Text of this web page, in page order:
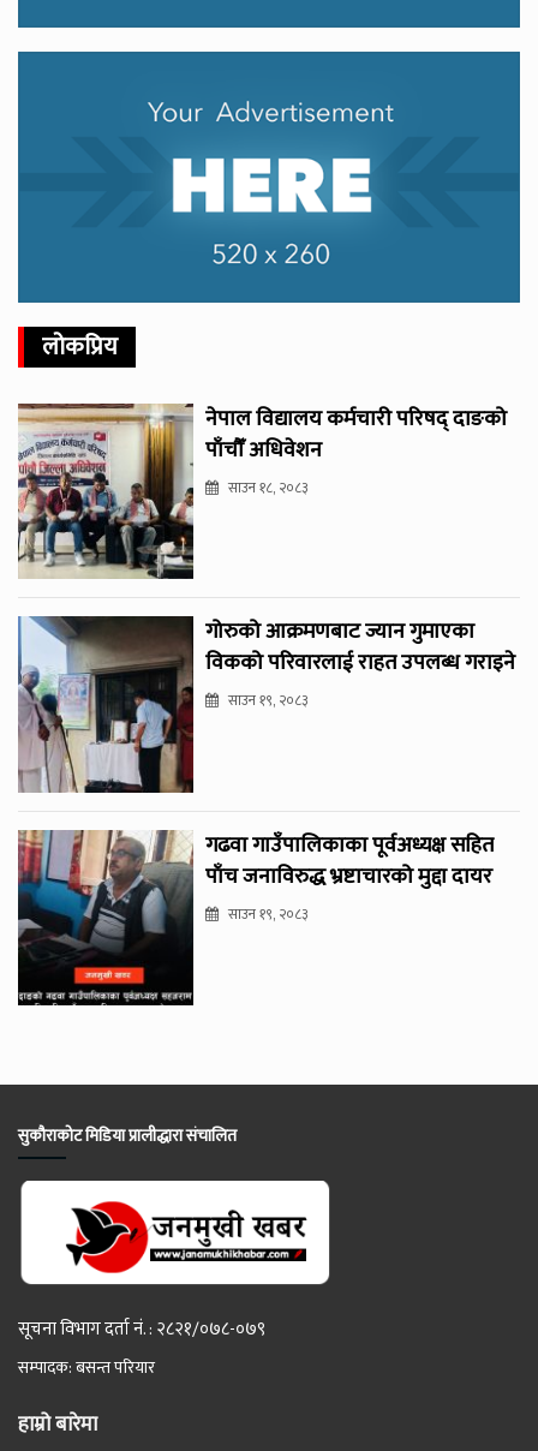
लोकप्रिय
नेपाल विद्यालय कर्मचारी परिषद् दाङको
पाँचौँ अधिवेशन
साउन १८, २०८३
गोरुको आक्रमणबाट ज्यान गुमाएका
विकको परिवारलाई राहत उपलब्ध गराइने
साउन १९, २०८३
गढवा गाउँपालिकाका पूर्वअध्यक्ष सहित
पाँच जनाविरुद्ध भ्रष्टाचारको मुद्दा दायर
साउन १९, २०८३
सुकौराकोट मिडिया प्रालीद्धारा संचालित
सूचना विभाग दर्ता नं. : २८२१/०७८-०७९
सम्पादक: बसन्त परियार
हाम्रो बारेमा